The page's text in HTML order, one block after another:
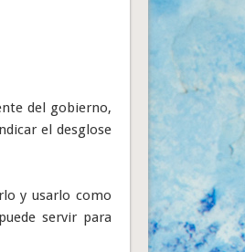
del gobierno,
el desglose
y usarlo como
servir para